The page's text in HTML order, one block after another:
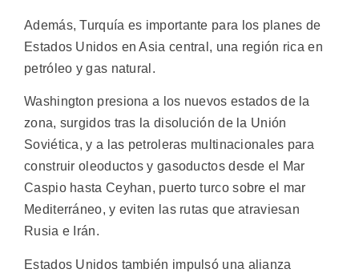
Además, Turquía es importante para los planes de
Estados Unidos en Asia central, una región rica en
petróleo y gas natural.
Washington presiona a los nuevos estados de la
zona, surgidos tras la disolución de la Unión
Soviética, y a las petroleras multinacionales para
construir oleoductos y gasoductos desde el Mar
Caspio hasta Ceyhan, puerto turco sobre el mar
Mediterráneo, y eviten las rutas que atraviesan
Rusia e Irán.
Estados Unidos también impulsó una alianza